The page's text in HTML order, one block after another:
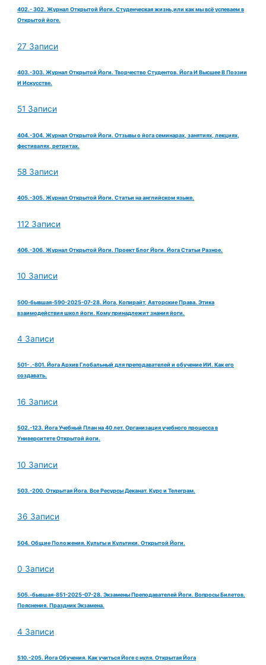
402.- 302. Журнал Открытой Йоги. Студенческая жизнь,или как мы всё успеваем в
Открытой йоге.
27 Записи
403.-303. Журнал Открытой Йоги. Творчество Студентов. Йога И Высшее В Поэзии
И Искусстве.
51 Записи
404.-304. Журнал Открытой Йоги. Отзывы о йога семинарах, занятиях, лекциях,
фестивалях, ретритах.
58 Записи
405.-305. Журнал Открытой Йоги. Статьи на английском языке.
112 Записи
406.-306. Журнал Открытой Йоги. Проект Блог Йоги. Йога Статьи Разное.
10 Записи
500-бывшая-590-2025-07-28. Йога, Копирайт, Авторские Права. Этика
взаимодействия школ йоги. Кому принадлежит знания йоги.
4 Записи
501- .-801. Йога Архив Глобальный для преподавателей и обучение ИИ. Как его
создавать.
16 Записи
502.-123. Йога Учебный План на 40 лет. Организация учебного процесса в
Университете Открытой йоги.
10 Записи
503.-200. Открытая Йога. Все Ресурсы Деканат. Курс и Телеграм.
36 Записи
504. Общие Положения. Культы и Культики. Открытой Йоги.
0 Записи
505.-бывшая-851-2025-07-28. Экзамены Преподавателей Йоги. Вопросы Билетов.
Пояснения. Праздник Экзамена.
4 Записи
510.-205. Йога Обучения. Как учиться Йоге с нуля. Открытая Йога